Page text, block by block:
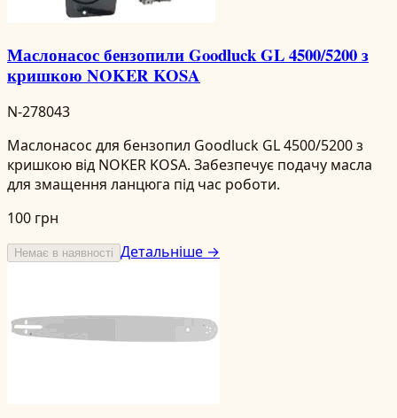
Маслонасос бензопили Goodluck GL 4500/5200 з
кришкою NOKER KOSA
N-278043
Маслонасос для бензопил Goodluck GL 4500/5200 з
кришкою від NOKER KOSA. Забезпечує подачу масла
для змащення ланцюга під час роботи.
100 грн
Немає в наявності Детальніше →